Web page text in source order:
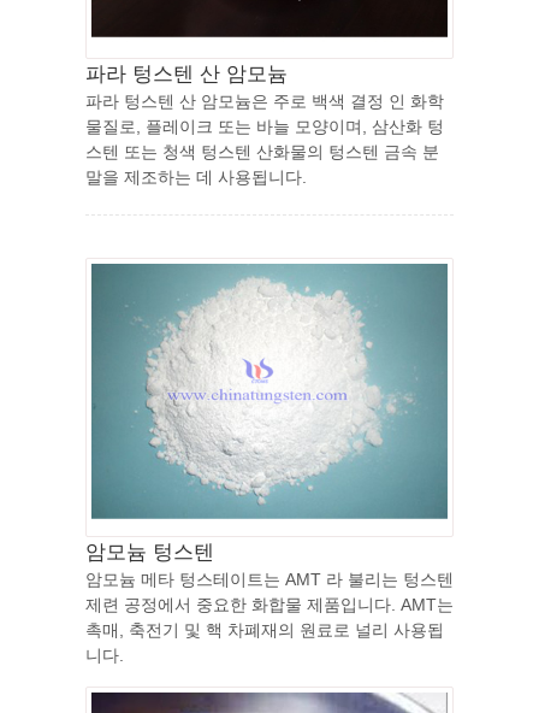
파라 텅스텐 산 암모늄
파라 텅스텐 산 암모늄은 주로 백색 결정 인 화학
물질로, 플레이크 또는 바늘 모양이며, 삼산화 텅
스텐 또는 청색 텅스텐 산화물의 텅스텐 금속 분
말을 제조하는 데 사용됩니다.
암모늄 텅스텐
암모늄 메타 텅스테이트는 AMT 라 불리는 텅스텐
제련 공정에서 중요한 화합물 제품입니다. AMT는
촉매, 축전기 및 핵 차폐재의 원료로 널리 사용됩
니다.